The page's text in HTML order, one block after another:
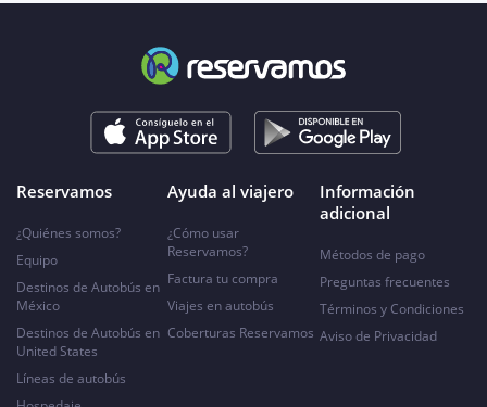
Reservamos
¿Quiénes somos?
Equipo
Destinos de Autobús en
México
Destinos de Autobús en
United States
Líneas de autobús
Ayuda al viajero
¿Cómo usar
Reservamos?
Factura tu compra
Viajes en autobús
Coberturas Reservamos
Información
adicional
Métodos de pago
Preguntas frecuentes
Términos y Condiciones
Aviso de Privacidad